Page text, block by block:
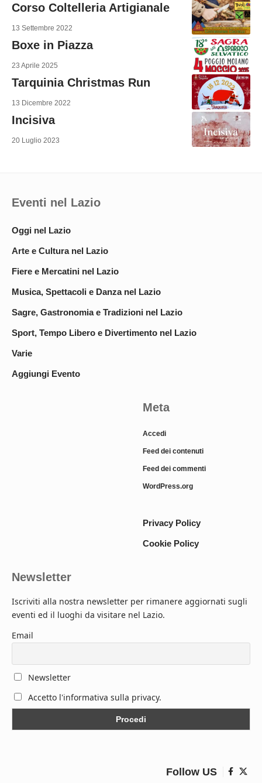
Corso Coltelleria Artigianale
13 Settembre 2022
Boxe in Piazza
23 Aprile 2025
Tarquinia Christmas Run
13 Dicembre 2022
Incisiva
20 Luglio 2023
Eventi nel Lazio
Oggi nel Lazio
Arte e Cultura nel Lazio
Fiere e Mercatini nel Lazio
Musica, Spettacoli e Danza nel Lazio
Sagre, Gastronomia e Tradizioni nel Lazio
Sport, Tempo Libero e Divertimento nel Lazio
Varie
Aggiungi Evento
Meta
Accedi
Feed dei contenuti
Feed dei commenti
WordPress.org
Privacy Policy
Cookie Policy
Newsletter
Iscriviti alla nostra newsletter per rimanere aggiornati sugli
eventi ed il luoghi da visitare nel Lazio.
Email
Newsletter
Accetto l'informativa sulla privacy.
Follow US